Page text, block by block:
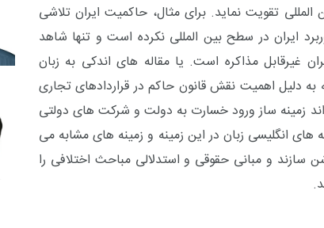
تقویت نماید. برای مثال، حاکمیت ایران تلاشی
ایران در سطح بین المللی نکرده است و تنها شاهد
غیرقابل مذاکره است. یا مقاله های اندکی به زبان
دلیل اهمیت نقش قانون حاکم در قراردادهای تجاری
زمینه ساز ورود خسارت به دولت و شرکت های دولتی
انگلیسی زبان در این زمینه و زمینه های مشابه می
سازند و مبانی حقوقی و استدلالی مباحث اختلافی را